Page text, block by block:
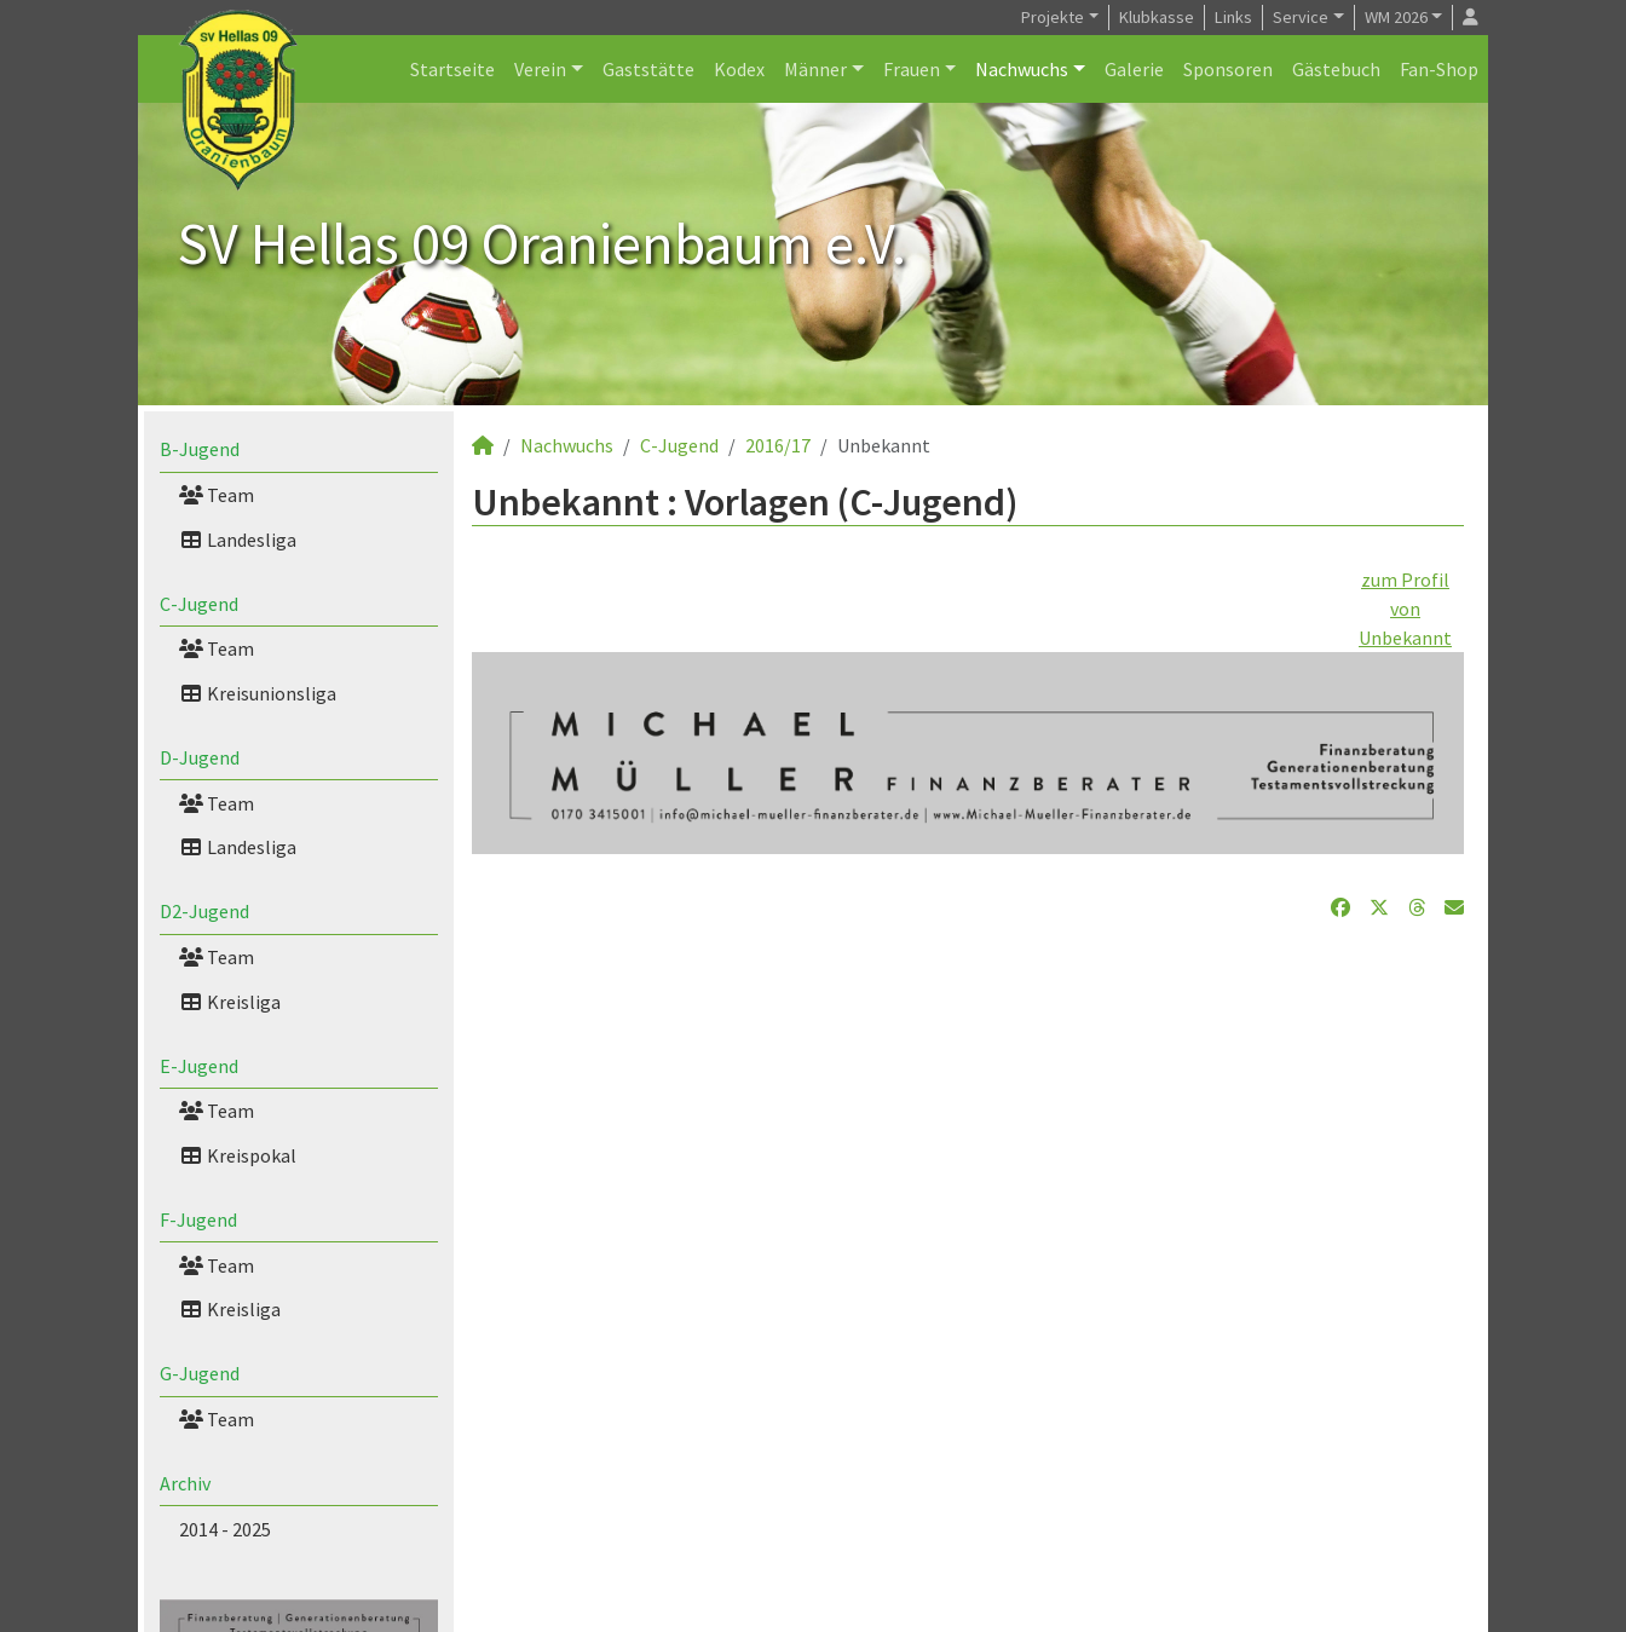
Projekte Klubkasse Links Service WM 2026
Startseite Verein Gaststätte Kodex Männer Frauen Nachwuchs Galerie Sponsoren Gästebuch Fan-Shop
SV Hellas 09 Oranienbaum e.V.
B-Jugend
Team
Landesliga
C-Jugend
Team
Kreisunionsliga
D-Jugend
Team
Landesliga
D2-Jugend
Team
Kreisliga
E-Jugend
Team
Kreispokal
F-Jugend
Team
Kreisliga
G-Jugend
Team
Archiv
2014 - 2025
Nachwuchs C-Jugend 2016/17 Unbekannt
Unbekannt : Vorlagen (C-Jugend)
zum Profil
von
Unbekannt